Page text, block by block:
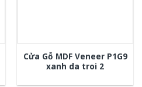
Cửa Gỗ MDF Veneer P1G9
xanh da troi 2